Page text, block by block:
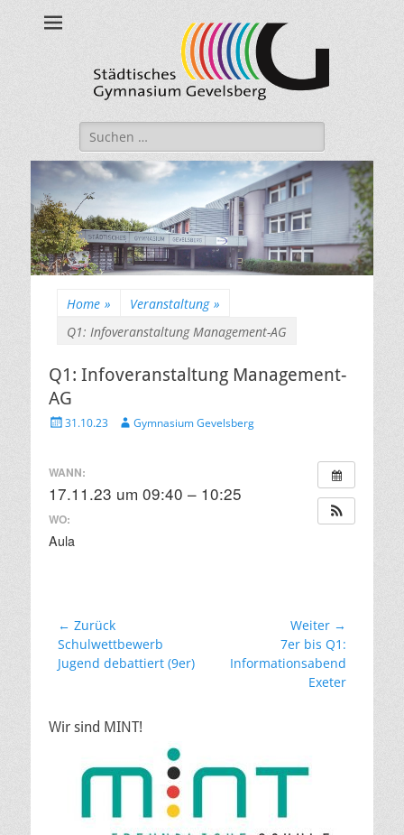
Städtisches
Gymnasium
Gevelsberg
Suche
nach:
Home » Veranstaltung »
Q1: Infoveranstaltung Management-AG
Q1: Infoveranstaltung Management-
AG
Veröffentlicht
31.10.23 AutorGymnasium Gevelsberg
WANN:
17.11.23 um 09:40 – 10:25
WO:
Aula
Beitragsnavigation
← Zurück
Vorheriger
Beitrag:
Schulwettbewerb
Jugend debattiert (9er)
Weiter →
Beitrag:
7er bis Q1:
Informationsabend
Exeter
Wir sind MINT!